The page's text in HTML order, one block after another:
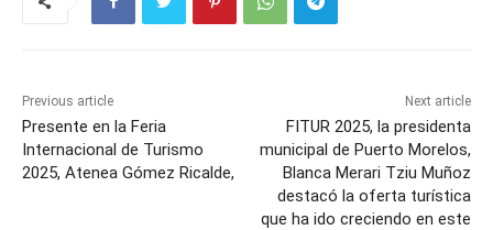
Previous article
Presente en la Feria
Internacional de Turismo
2025, Atenea Gómez Ricalde,
Next article
FITUR 2025, la presidenta
municipal de Puerto Morelos,
Blanca Merari Tziu Muñoz
destacó la oferta turística
que ha ido creciendo en este